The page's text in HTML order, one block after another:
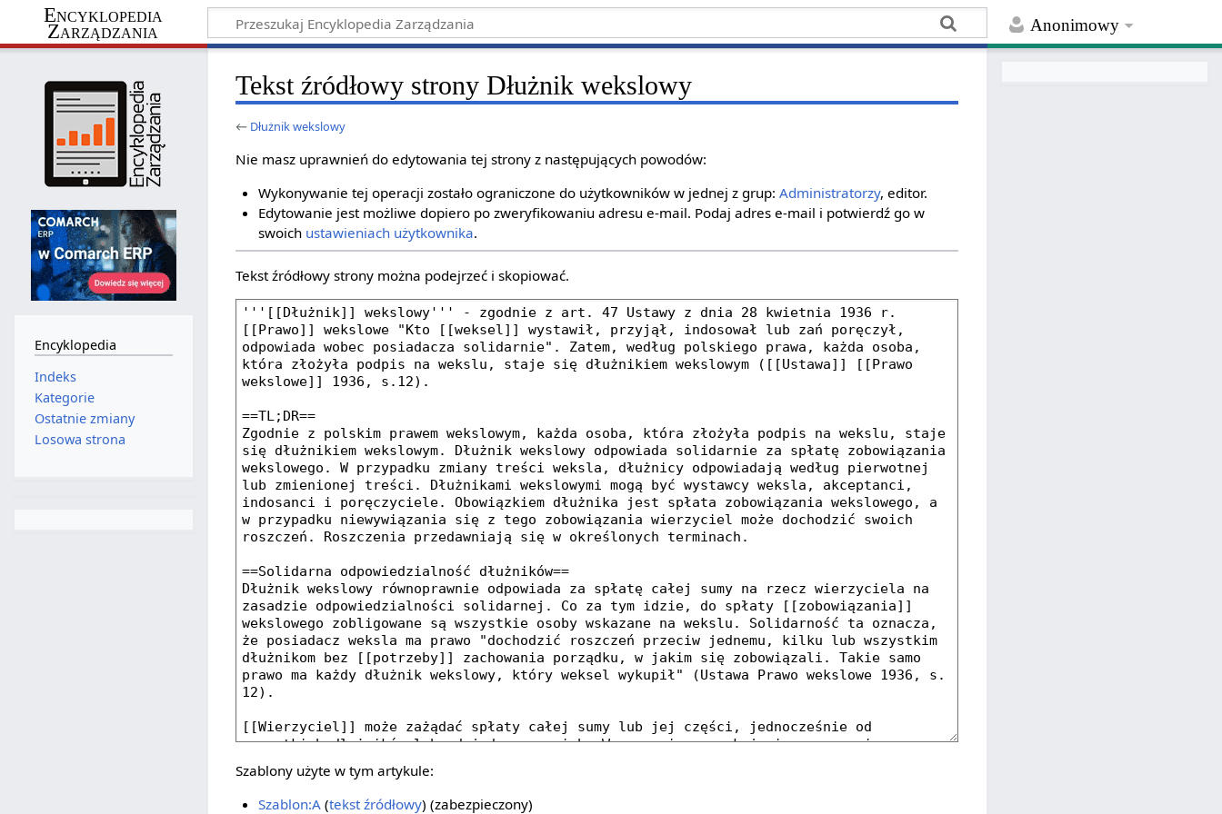
Anonimowy
Encyklopedia
Zarządzania
Tekst źródłowy strony Dłużnik wekslowy
← Dłużnik wekslowy
Nie masz uprawnień do edytowania tej strony z następujących powodów:
Wykonywanie tej operacji zostało ograniczone do użytkowników w jednej z grup: Administratorzy, editor.
Edytowanie jest możliwe dopiero po zweryfikowaniu adresu e‐mail. Podaj adres e‐mail i potwierdź go w
swoich ustawieniach użytkownika.
Tekst źródłowy strony można podejrzeć i skopiować.
Szablony użyte w tym artykule:
Szablon:A(tekst źródłowy) (zabezpieczony)
Encyklopedia
Indeks
Kategorie
Ostatnie zmiany
Losowa strona